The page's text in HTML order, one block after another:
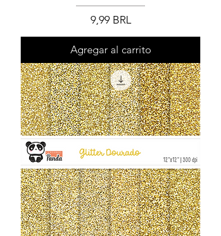
Precio
9,99 BRL
Agregar al carrito